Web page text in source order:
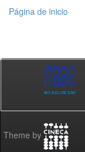
Página de inicio
Theme by